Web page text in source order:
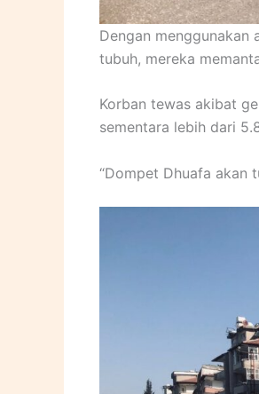
Dengan menggunakan
tubuh, mereka
Korban tewas akibat
sementara lebih dari
“Dompet Dhuafa akan